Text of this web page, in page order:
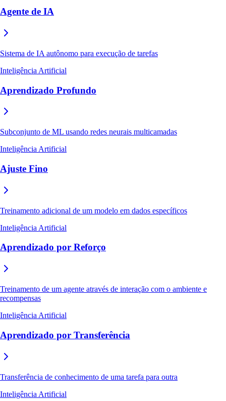
Agente de IA
Sistema de IA autônomo para execução de tarefas
Inteligência Artificial
Aprendizado Profundo
Subconjunto de ML usando redes neurais multicamadas
Inteligência Artificial
Ajuste Fino
Treinamento adicional de um modelo em dados específicos
Inteligência Artificial
Aprendizado por Reforço
Treinamento de um agente através de interação com o ambiente e
recompensas
Inteligência Artificial
Aprendizado por Transferência
Transferência de conhecimento de uma tarefa para outra
Inteligência Artificial